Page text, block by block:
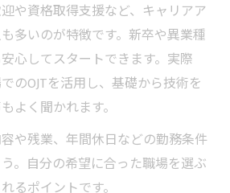
や資格取得支援など、キャリアア
多いのが特徴です。新卒や異業種
心してスタートできます。実際
のOJTを活用し、基礎から技術を
よく聞かれます。
や残業、年間休日などの勤務条件
。自分の希望に合った職場を選ぶ